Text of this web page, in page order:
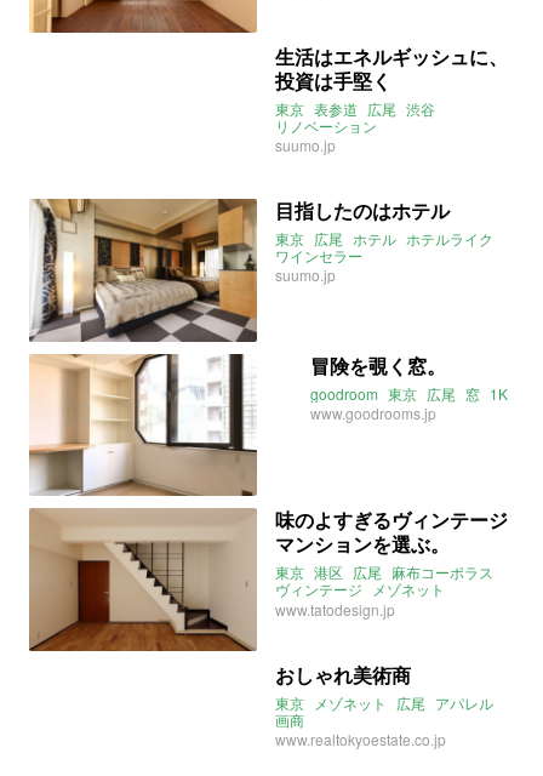
生活はエネルギッシュに、
投資は手堅く
東京 表参道 広尾 渋谷
リノベーション
suumo.jp
目指したのはホテル
東京 広尾 ホテル ホテルライク
ワインセラー
suumo.jp
冒険を覗く窓。
goodroom 東京 広尾 窓 1K
www.goodrooms.jp
味のよすぎるヴィンテージ
マンションを選ぶ。
東京 港区 広尾 麻布コーポラス
ヴィンテージ
メゾネット
2018年1月のおすすめ
www.tatodesign.jp
おしゃれ美術商
東京 メゾネット 広尾 アパレル
画商
www.realtokyoestate.co.jp